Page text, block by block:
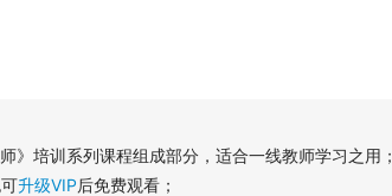
》培训系列课程组成部分，适合一线教师学习之用；
升级VIP后免费观看；